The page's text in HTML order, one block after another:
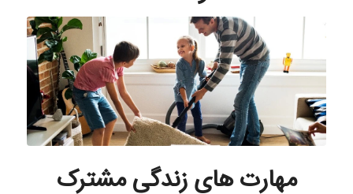
مهارت های زندگی مشترک